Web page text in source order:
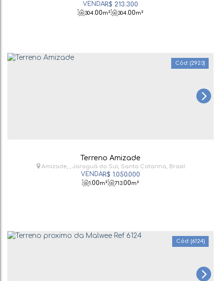
R$ 213.300
304 .00m² 304 .00m²
(2923)
Terreno Amizade
R$ 1.050.000
Amizade , Jaraguá do Sul, Santa Catarina, Brasil
1 .00m² 713.00m²
(6124)